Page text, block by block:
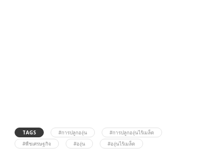
TAGS #การปลูกองุ่น
#การปลูกองุ่นไร้เมล็ด
#พืชเศรษฐกิจ
#องุ่น #องุ่นไร้เมล็ด